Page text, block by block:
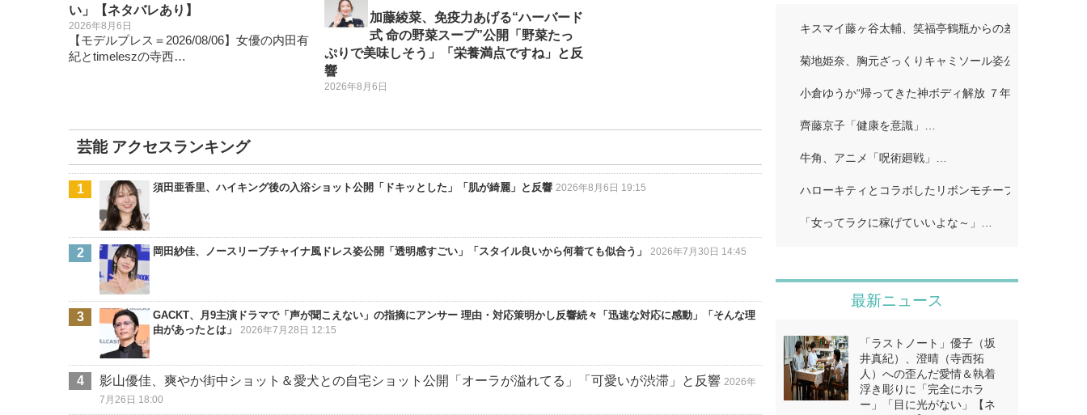
い」【ネタバレあり】
2026年8月6日
【モデルプレス＝2026/08/06】女優の内田有
紀とtimeleszの寺西…
加藤綾菜、免疫力あげる“ハーバード
式 命の野菜スープ”公開「野菜たっ
ぷりで美味しそう」「栄養満点ですね」と反
響
2026年8月6日
芸能 アクセスランキング
須田亜香里、ハイキング後の入浴ショット公開「ドキッとした」「肌が綺麗」と反響 2026年8月6日 19:15
岡田紗佳、ノースリーブチャイナ風ドレス姿公開「透明感すごい」「スタイル良いから何着ても似合う」 2026年7月30日 14:45
GACKT、月9主演ドラマで「声が聞こえない」の指摘にアンサー 理由・対応策明かし反響続々「迅速な対応に感動」「そんな理
由があったとは」
2026年7月28日 12:15
影山優佳、爽やか街中ショット＆愛犬との自宅ショット公開「オーラが溢れてる」「可愛いが渋滞」と反響 2026年
7月26日 18:00
キスマイ藤ヶ谷太輔、笑福亭鶴瓶からの差し入れ公開
菊地姫奈、胸元ざっくりキャミソール姿公開「スタイ
小倉ゆうか“帰ってきた神ボディ解放 ７年ぶり「
齊藤京子「健康を意識」…
牛角、アニメ「呪術廻戦」…
ハローキティとコラボしたリボンモチーフのスイーツ
「女ってラクに稼げていいよな～」…
最新ニュース
「ラストノート」優子（坂
井真紀）、澄晴（寺西拓
人）への歪んだ愛情＆執着
浮き彫りに「完全にホラ
ー」「目に光がない」【ネ